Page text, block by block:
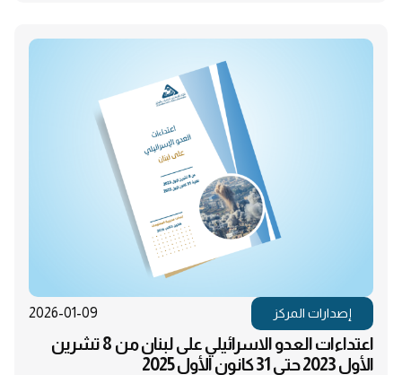
إصدارات المركز 2026-01-09
اعتداءات العدو الاسرائيلي على لبنان من 8 تشرين
الأول 2023 حتى 31 كانون الأول 2025